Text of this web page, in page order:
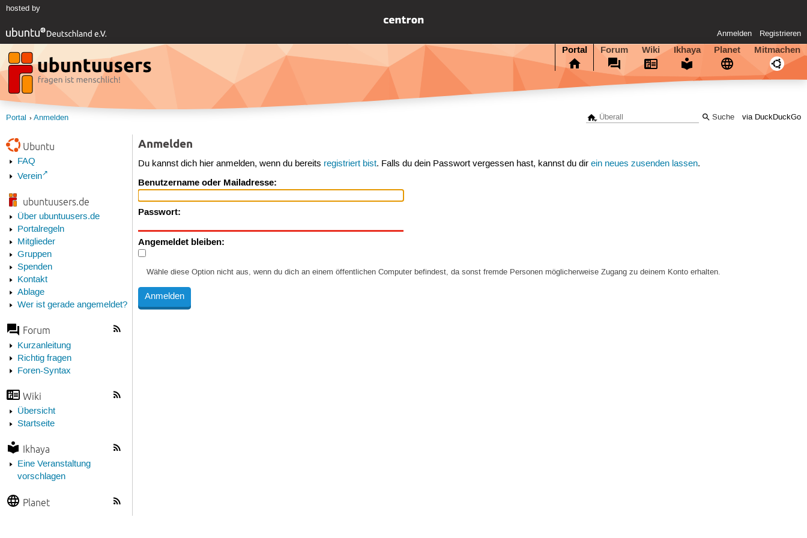
hosted by
Anmelden Registrieren
Portal Forum Wiki Ikhaya Planet Mitmachen
via DuckDuckGo
Portal Anmelden
Ubuntu
FAQ
Verein
ubuntuusers.de
Über ubuntuusers.de
Portalregeln
Mitglieder
Gruppen
Spenden
Kontakt
Ablage
Wer ist gerade angemeldet?
Forum
Kurzanleitung
Richtig fragen
Foren-Syntax
Wiki
Übersicht
Startseite
Ikhaya
Eine Veranstaltung
vorschlagen
Planet
Anmelden
Du kannst dich hier anmelden, wenn du bereits registriert bist. Falls du dein Passwort vergessen hast, kannst du direin neues zusenden lassen.
Benutzername oder Mailadresse:
Passwort:
Angemeldet bleiben:
Wähle diese Option nicht aus, wenn du dich an einem öffentlichen Computer befindest, da sonst fremde Personen möglicherweise Zugang zu deinem Konto erhalten.